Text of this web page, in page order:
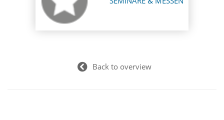
Back to overview